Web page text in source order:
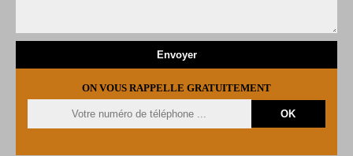
ON VOUS RAPPELLE GRATUITEMENT